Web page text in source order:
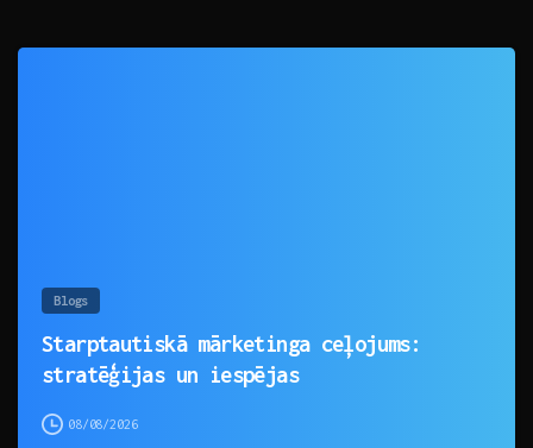
Blogs
Starptautiskā mārketinga ceļojums:
stratēģijas un iespējas
08/08/2026